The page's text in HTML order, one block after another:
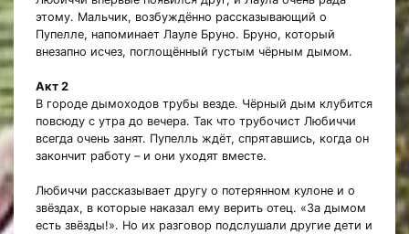
этому. Мальчик, возбуждённо рассказывающий о
Пупелле, напоминает Лауле Бруно. Бруно, который
внезапно исчез, поглощённый густым чёрным дымом.
Акт 2
В городе дымоходов трубы везде. Чёрный дым клубится
повсюду с утра до вечера. Так что трубочист Любиччи
всегда очень занят. Пупелль ждёт, спрятавшись, когда он
закончит работу – и они уходят вместе.
Любиччи рассказывает другу о потерянном кулоне и о
звёздах, в которые наказал ему верить отец. «За дымом
есть звёзды!». Но их разговор подслушали другие дети и